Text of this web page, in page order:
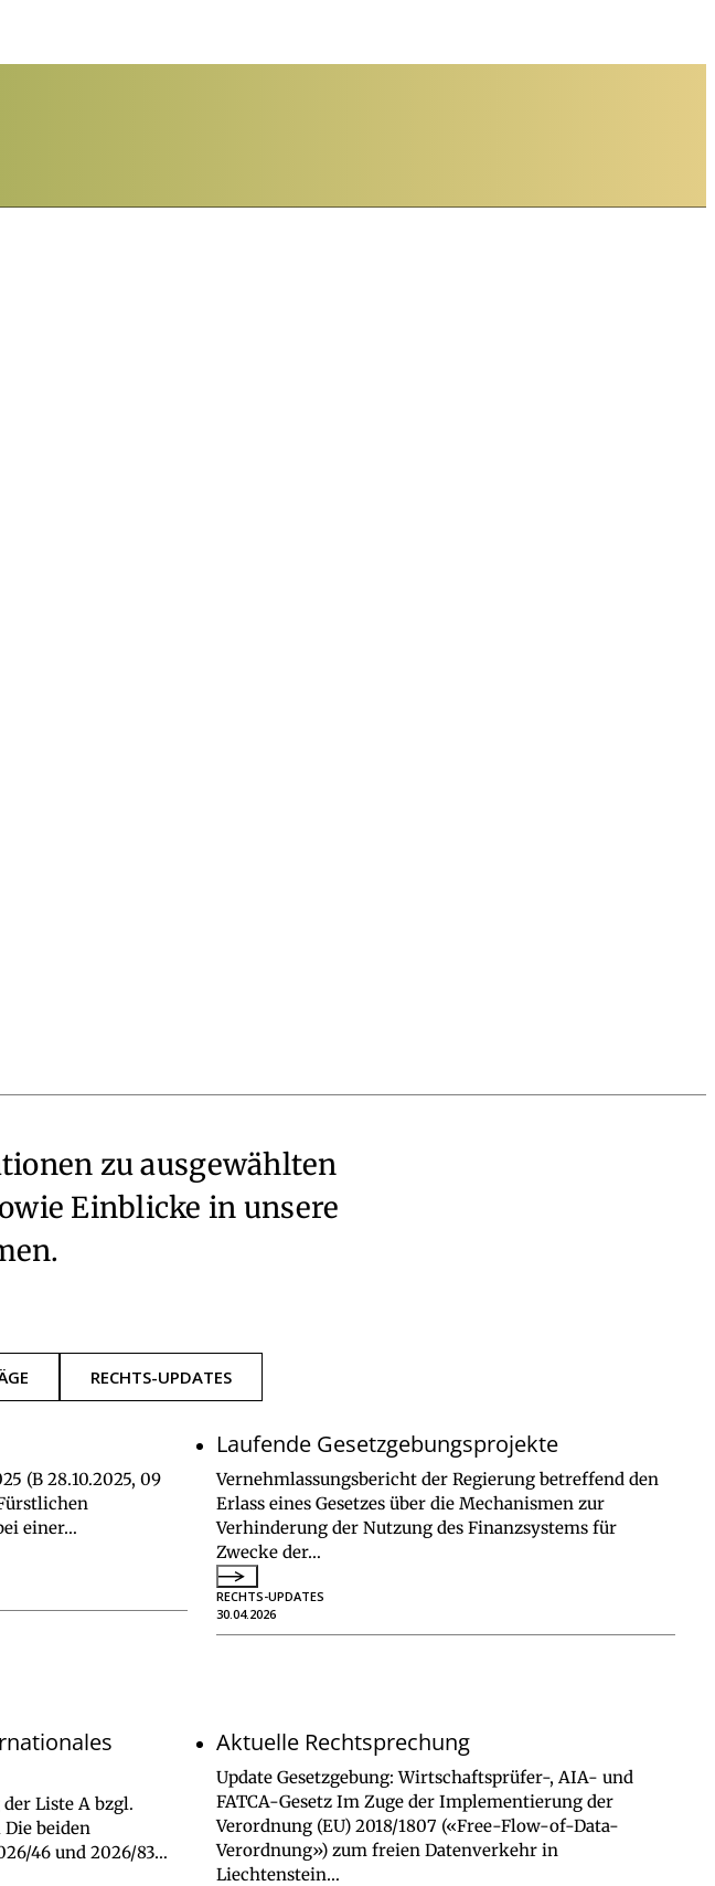
zu ausgewählten
Einblicke in unsere
RECHTS-UPDATES
(B 28.10.2025, 09
einer…
Laufende Gesetzgebungsprojekte
Vernehmlassungsbericht der Regierung betreffend den
Erlass eines Gesetzes über die Mechanismen zur
Verhinderung der Nutzung des Finanzsystems für
Zwecke der…
RECHTS-UPDATES
30.04.2026
Liste A bzgl.
beiden
46 und 2026/83…
Aktuelle Rechtsprechung
Update Gesetzgebung: Wirtschaftsprüfer-, AIA- und
FATCA-Gesetz Im Zuge der Implementierung der
Verordnung (EU) 2018/1807 («Free-Flow-of-Data-
Verordnung») zum freien Datenverkehr in
Liechtenstein…